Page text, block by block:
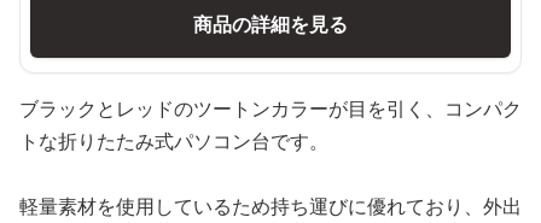
商品の詳細を見る
ブラックとレッドのツートンカラーが目を引く、コンパク
トな折りたたみ式パソコン台です。
軽量素材を使用しているため持ち運びに優れており、外出